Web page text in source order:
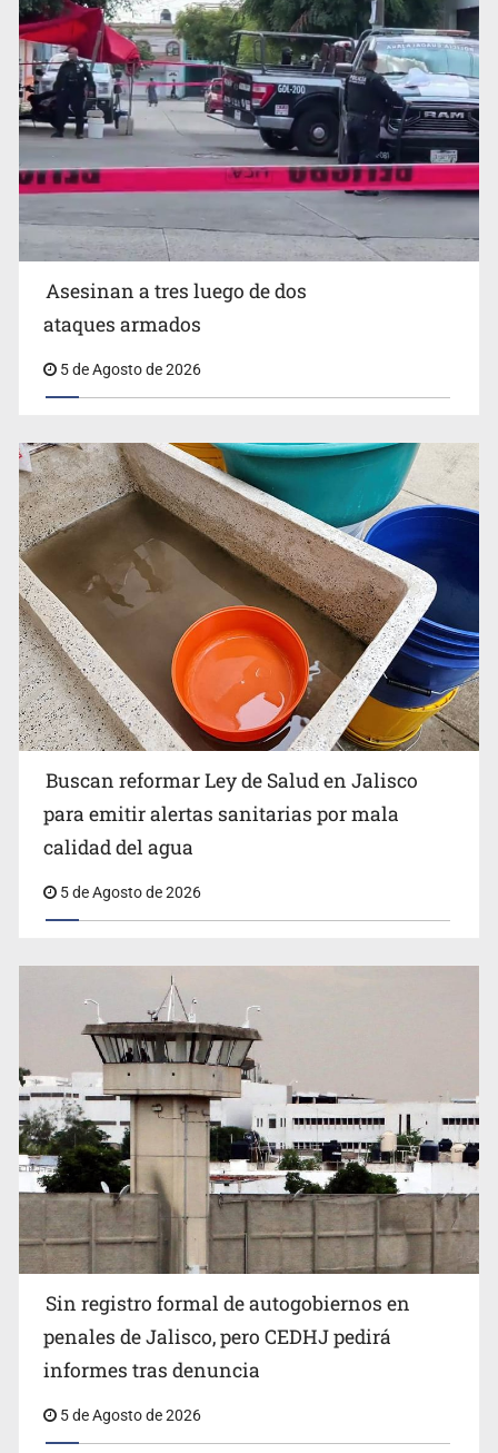
Vinculan a responsable de homicidio registrado en 2025
en Tlaquepaque
Estados Unidos suspende actividades en Michoacán y
frena importación de aguacate
Estados Unidos eleva recompensas contra líderes del
Asesinan a tres luego de dos
ataques armados
5 de Agosto de 2026
Buscan reformar Ley de Salud en Jalisco
para emitir alertas sanitarias por mala
calidad del agua
5 de Agosto de 2026
Sin registro formal de autogobiernos en
penales de Jalisco, pero CEDHJ pedirá
informes tras denuncia
5 de Agosto de 2026